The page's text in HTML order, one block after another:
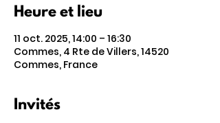
Heure et lieu
11 oct. 2025, 14:00 – 16:30
Commes, 4 Rte de Villers, 14520
Commes, France
Invités